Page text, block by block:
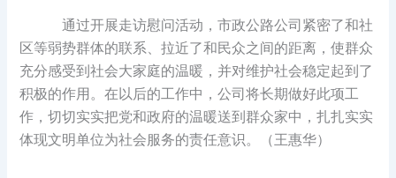
通过开展走访慰问活动，市政公路公司紧密了和社
区等弱势群体的联系、拉近了和民众之间的距离，使群众
充分感受到社会大家庭的温暖，并对维护社会稳定起到了
积极的作用。在以后的工作中，公司将长期做好此项工
作，切切实实把党和政府的温暖送到群众家中，扎扎实实
体现文明单位为社会服务的责任意识。（王惠华）